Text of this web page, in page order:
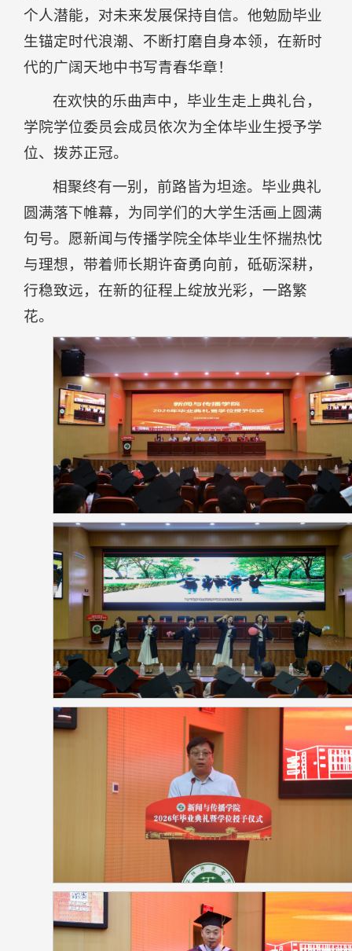
个人潜能，对未来发展保持自信。他勉励毕业
生锚定时代浪潮、不断打磨自身本领，在新时
代的广阔天地中书写青春华章！
在欢快的乐曲声中，毕业生走上典礼台，
学院学位委员会成员依次为全体毕业生授予学
位、拨苏正冠。
相聚终有一别，前路皆为坦途。毕业典礼
圆满落下帷幕，为同学们的大学生活画上圆满
句号。愿新闻与传播学院全体毕业生怀揣热忱
与理想，带着师长期许奋勇向前，砥砺深耕，
行稳致远，在新的征程上绽放光彩，一路繁
花。